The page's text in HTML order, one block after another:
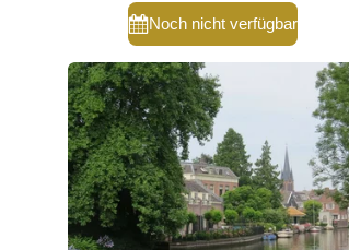
Noch nicht verfügbar